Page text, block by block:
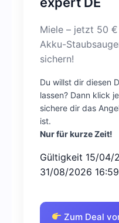
Miele – jetzt 50
Akku-
sichern!
Du willst dir diesen
lassen? Dann klick
sichere dir das
ist.
Nur für kurze Zeit!
Gültigkeit 15/04/
31/08/2026
Zum Deal